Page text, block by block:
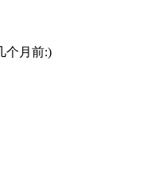
个月前:)